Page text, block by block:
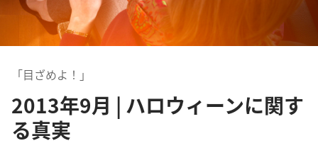
「目ざめよ！」
2013年9月 | ハロウィーンに関す
る真実